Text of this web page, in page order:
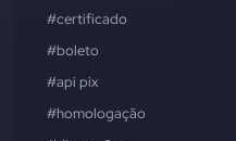
#certificado
#boleto
#api pix
#homologação